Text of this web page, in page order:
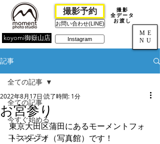
ME
NU
koyomi御嶽山店
撮影予約
お問い合わせ(LINE)
Instagram
撮影
全データ
お渡し
記事
全ての記事
今すぐ始める
コミュニティ
全ての記事
お宮参り
2022年8月17日 読了時間: 1分
東京大田区蒲田にあるモーメントフォ
トスタジオ（写真館）です！